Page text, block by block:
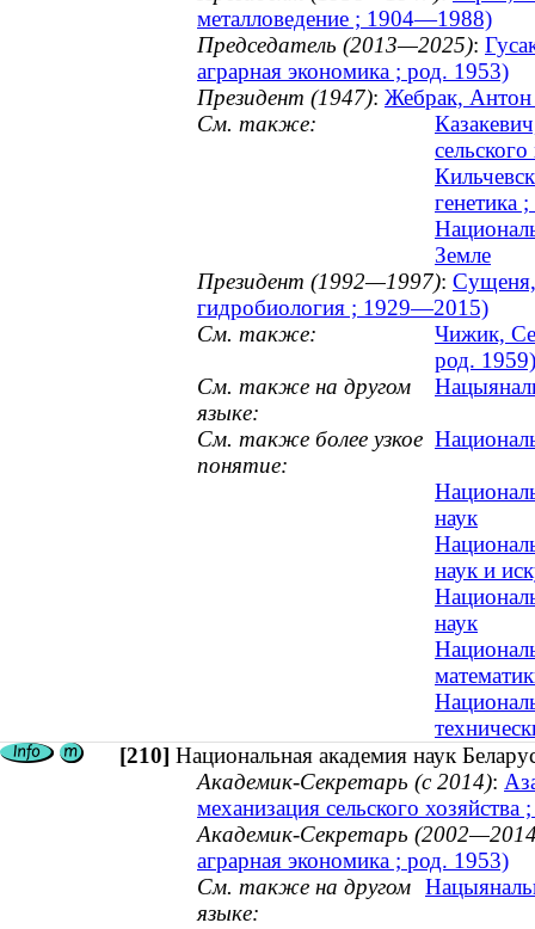
металловедение ; 1904—1988)
Председатель (2013—2025):
аграрная экономика ; род. 1953)
Президент (1947): Жебрак, Антон
См. также:
генетика
Земле
Президент (1992—1997): Сущеня,
гидробиология ; 1929—2015)
См. также:
Чижик,
род. 1959)
См. также на другом
языке:
См. также более узкое
понятие:
наук
наук и
наук
[210] Национальная академия наук
Академик-Секретарь (с 2014):
механизация сельского хозяйства
Академик-Секретарь
аграрная экономика ; род. 1953)
См. также на другом
языке: